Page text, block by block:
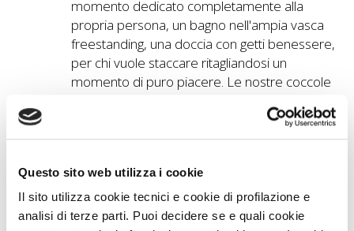
Questo sito web utilizza i cookie
Il sito utilizza cookie tecnici e cookie di profilazione e
analisi di terze parti. Puoi decidere se e quali cookie
momento dedicato completamente alla
propria persona, un bagno nell'ampia vasca
freestanding, una doccia con getti benessere,
per chi vuole staccare ritagliandosi un
momento di puro piacere. Le nostre coccole
coccolare, se necessario, ancora di più i nostri
ospiti single!
Cosa Piace ai Viaggiatori